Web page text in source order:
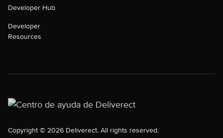
Developer Hub
Developer
Resources
Copyright © 2026 Deliverect. All rights reserved.